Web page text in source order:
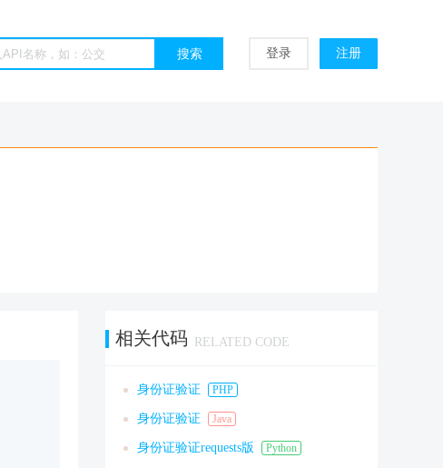
登录 注册
相关代码 RELATED CODE
身份证验证 PHP
身份证验证 Java
身份证验证requests版 Python